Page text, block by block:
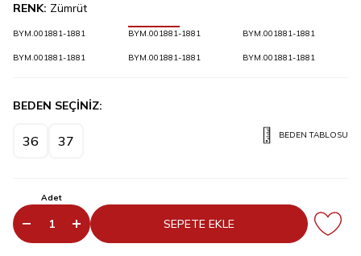
RENK: Zümrüt
BYM.001881-1881 BYM.001881-1881 BYM.001881-1881
BYM.001881-1881 BYM.001881-1881 BYM.001881-1881
BEDEN SEÇİNİZ:
36 37 BEDEN TABLOSU
Adet
SEPETE EKLE